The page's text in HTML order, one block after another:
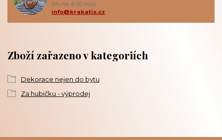
Zboží zařazeno v kategoriích
Dekorace nejen do bytu
Za hubičku - výprodej
(Po-Ne, 8-20 hod.)
info@krakatis.cz